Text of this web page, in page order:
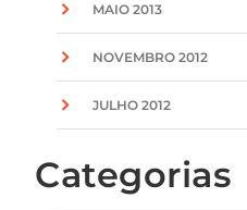
MAIO 2013
NOVEMBRO 2012
JULHO 2012
Categorias